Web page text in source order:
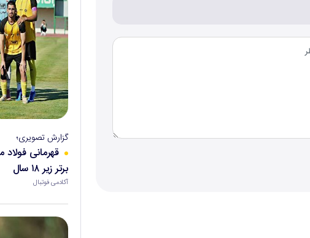
گزارش تصویری؛
قهرمانی
برتر زیر ۱۸ سال
آکادمی فوتبال